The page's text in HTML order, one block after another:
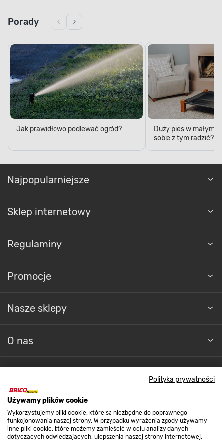
Polityka prywatności
Używamy plików cookie
Wykorzystujemy pliki cookie, które są niezbędne do poprawnego
funkcjonowania naszej strony. W przypadku wyrażenia zgody używamy
inne pliki cookie, które możemy zamieścić w celu analizy danych
dotyczących odwiedzających, ulepszenia naszej strony internetowej,
Porady
Jak prawidłowo podlewać ogród?
Duży pies w małym
sobie z tym radzić?
Najpopularniejsze
Sklep internetowy
Regulaminy
Promocje
Nasze sklepy
O nas
Strefa biznesu